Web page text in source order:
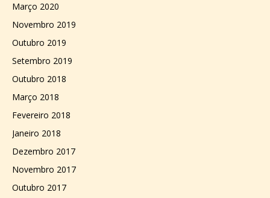
Março 2020
Novembro 2019
Outubro 2019
Setembro 2019
Outubro 2018
Março 2018
Fevereiro 2018
Janeiro 2018
Dezembro 2017
Novembro 2017
Outubro 2017